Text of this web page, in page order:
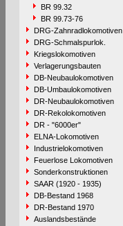
BR 99.32
BR 99.73-76
DRG-Zahnradlokomotiven
DRG-Schmalspurlok.
Kriegslokomotiven
Verlagerungsbauten
DB-Neubaulokomotiven
DB-Umbaulokomotiven
DR-Neubaulokomotiven
DR-Rekolokomotiven
DR - "6000er"
ELNA-Lokomotiven
Industrielokomotiven
Feuerlose Lokomotiven
Sonderkonstruktionen
SAAR (1920 - 1935)
DB-Bestand 1968
DR-Bestand 1970
Auslandsbestände